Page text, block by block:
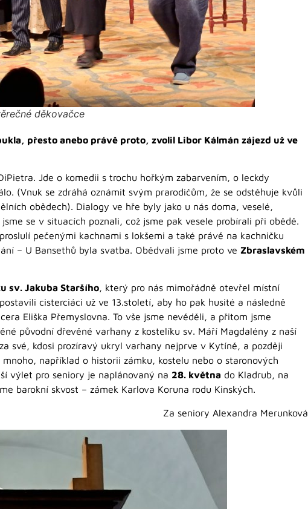
děkovačce
přesto anebo právě proto, zvolil Libor Kálmán zájezd už ve
Jde o komedii s trochu hořkým zabarvením, o leckdy
(Vnuk se zdráhá oznámit svým prarodičům, že se odstěhuje kvůli
obědech). Dialogy ve hře byly jako u nás doma, veselé,
se v situacích poznali, což jsme pak vesele probírali při obědě.
pečenými kachnami s lokšemi a také právě na kachničku
– U Bansethů byla svatba. Obědvali jsme proto ve Zbraslavském
sv. Jakuba Staršího, který pro nás mimořádně otevřel místní
cisterciáci už ve 13.století, aby ho pak husité a následně
Eliška Přemyslovna. To vše jsme nevěděli, a přitom jsme
původní dřevěné varhany z kostelíku sv. Máří Magdalény z naší
své, kdosi prozíravý ukryl varhany nejprve v Kytíně, a později
například o historii zámku, kostelu nebo o staronových
výlet pro seniory je naplánovaný na 28. května do Kladrub, na
barokní skvost – zámek Karlova Koruna rodu Kinských.
Za seniory Alexandra Merunková